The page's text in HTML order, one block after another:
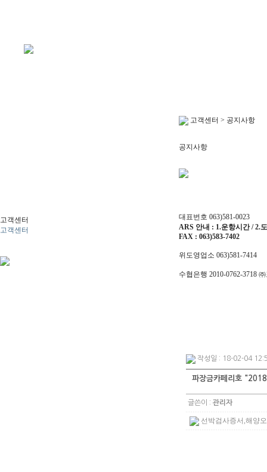
고객센터
고객센터
고객센터 > 공지사항
공지사항
대표번호 063)581-0023
ARS 안내 : 1.운항시간 / 2.
FAX : 063)583-7402
위도영업소 063)581-7414
수협은행 2010-0762-3718
작성일 : 18-02-04
파장금카페리호
글쓴이 : 관리자
선박검사증서,해양